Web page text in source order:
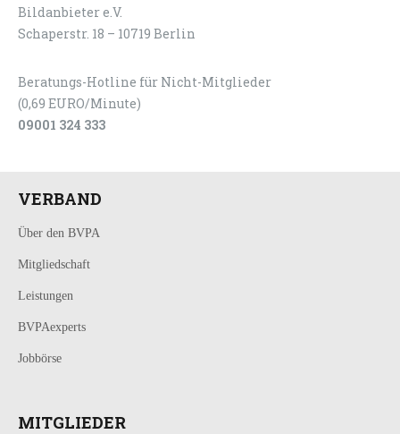
Bildanbieter e.V.
Schaperstr. 18 – 10719 Berlin
Beratungs-Hotline für Nicht-Mitglieder
(0,69 EURO/Minute)
09001 324 333
VERBAND
Über den BVPA
Mitgliedschaft
Leistungen
BVPAexperts
Jobbörse
MITGLIEDER